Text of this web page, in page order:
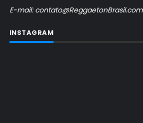
E-mail: contato@ReggaetonBrasil.com
INSTAGRAM